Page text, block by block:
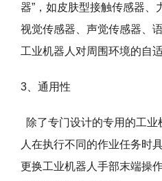
器”，如皮肤型接触传感器、
视觉传感器、声觉传感器、
工业机器人对周围环境的自适
3、通用性
除了专门设计的专用的工
人在执行不同的作业任务时
更换工业机器人手部末端操